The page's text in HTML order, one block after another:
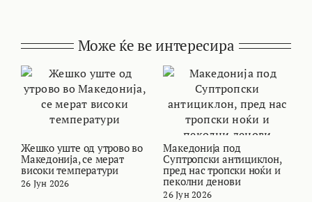
Може ќе ве интересира
Жешко уште од утрово во
Македонија, се мерат
високи температури
26 Јун 2026
Македонија под
Суптропски антициклон,
пред нас тропски ноќи и
пеколни денови
26 Јун 2026